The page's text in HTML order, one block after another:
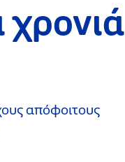
χρονιά
απόφοιτους